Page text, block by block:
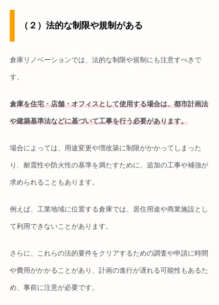
（２）法的な制限や規制がある
倉庫リノベーションでは、法的な制限や規制にも注意すべきで
す。
倉庫を住宅・店舗・オフィスとして使用する場合は、都市計画法
や建築基準法などに基づいて工事を行う必要があります。
場合によっては、用途変更や増改築に制限がかかってしまった
り、耐震性や防火性の基準を満たすために、追加の工事や補強が
求められることもあります。
例えば、工業地域に位置する倉庫では、居住用途や商業施設とし
て利用できないことがあります。
さらに、これらの法的要件をクリアするための調査や申請に時間
や費用がかかることがあり、計画の進行が遅れる可能性もあるた
め、事前に注意が必要です。